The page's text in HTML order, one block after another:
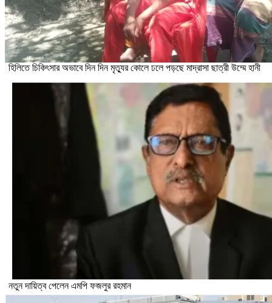
হিলিতে চিকিৎসার অভাবে দিন দিন মৃত্যুর কোলে ঢলে পড়ছে মাদ্রাসা ছাত্রী উম্মে হানী
নতুন দায়িত্ব পেলেন এমপি ফজলুর রহমান